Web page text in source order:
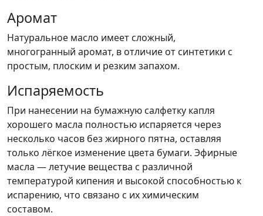
Аромат
Натуральное масло имеет сложный,
многогранный аромат, в отличие от синтетики с
простым, плоским и резким запахом.
Испаряемость
При нанесении на бумажную салфетку капля
хорошего масла полностью испаряется через
несколько часов без жирного пятна, оставляя
только лёгкое изменение цвета бумаги. Эфирные
масла — летучие вещества с различной
температурой кипения и высокой способностью к
испарению, что связано с их химическим
составом.